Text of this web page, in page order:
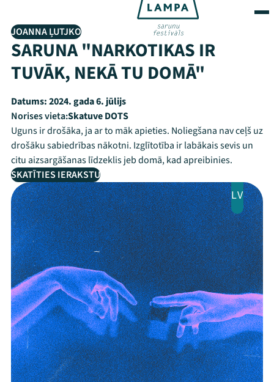
JOANNA ĻUTJKO
SARUNA "NARKOTIKAS IR
TUVĀK, NEKĀ TU DOMĀ"
Datums:2024. gada 6. jūlijs
Norises vieta:Skatuve DOTS
Uguns ir drošāka, ja ar to māk apieties. Noliegšana nav ceļš uz
drošāku sabiedrības nākotni. Izglītotība ir labākais sevis un
citu aizsargāšanas līdzeklis jeb domā, kad apreibinies.
SKATĪTIES IERAKSTU
LV